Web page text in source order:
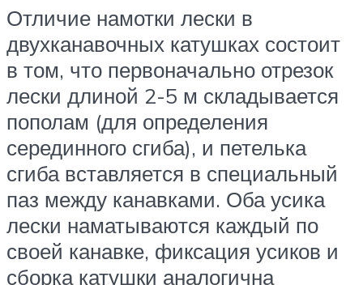
Отличие намотки лески в
двухканавочных катушках состоит
в том, что первоначально отрезок
лески длиной 2-5 м складывается
пополам (для определения
серединного сгиба), и петелька
сгиба вставляется в специальный
паз между канавками. Оба усика
лески наматываются каждый по
своей канавке, фиксация усиков и
сборка катушки аналогична